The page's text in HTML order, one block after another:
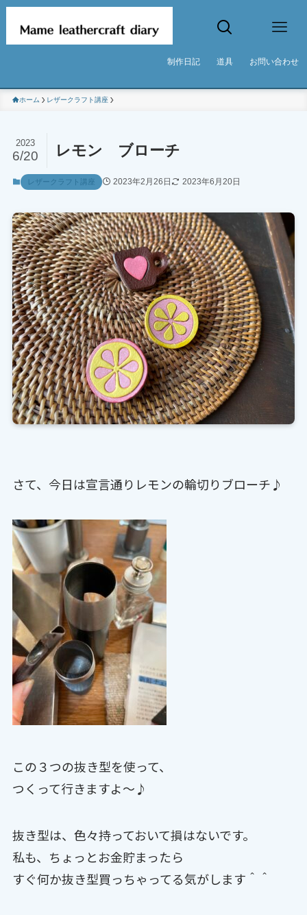
制作日記 道具 お問い合わせ
ホーム レザークラフト講座
レモン ブローチ
2023
6/20
レザークラフト講座 2023年2月26日 2023年6月20日
さて、今日は宣言通りレモンの輪切りブローチ♪
この３つの抜き型を使って、
つくって行きますよ〜♪
抜き型は、色々持っておいて損はないです。
私も、ちょっとお金貯まったら
すぐ何か抜き型買っちゃってる気がします＾＾